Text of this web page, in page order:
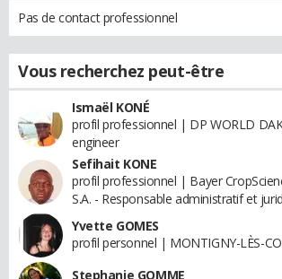
Pas de contact professionnel
Vous recherchez peut-être
Ismaël KONÉ
profil professionnel | DP WORLD
engineer
Sefihait KONE
profil professionnel | Bayer
S.A. - Responsable administratif et
Yvette GOMES
profil personnel | MONTIGNY-LÈS-
Stephanie GOMME